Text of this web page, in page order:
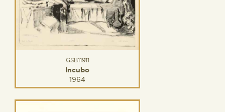
GSB11911
Incubo
1964